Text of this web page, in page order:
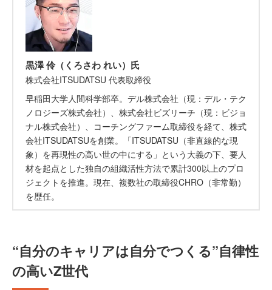
黒澤 伶（くろさわ れい）氏
株式会社ITSUDATSU 代表取締役
早稲田大学人間科学部卒。デル株式会社（現：デル・テク
ノロジーズ株式会社）、株式会社ビズリーチ（現：ビジョ
ナル株式会社）、コーチングファーム取締役を経て、株式
会社ITSUDATSUを創業。「ITSUDATSU（非直線的な現
象）を再現性の高い世の中にする」という大義の下、要人
材を起点とした独自の組織活性方法で累計300以上のプロ
ジェクトを推進。現在、複数社の取締役CHRO（非常勤）
を歴任。
“自分のキャリアは自分でつくる”自律性
の高いZ世代